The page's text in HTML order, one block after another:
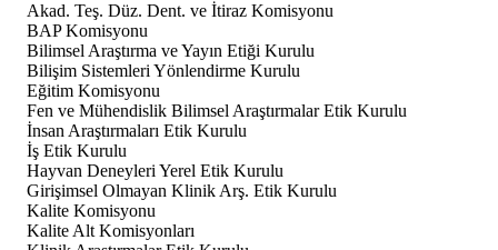
Akad. Teş. Düz. Dent. ve İtiraz Komisyonu
BAP Komisyonu
Bilimsel Araştırma ve Yayın Etiği Kurulu
Bilişim Sistemleri Yönlendirme Kurulu
Eğitim Komisyonu
Fen ve Mühendislik Bilimsel Araştırmalar Etik Kurulu
İnsan Araştırmaları Etik Kurulu
İş Etik Kurulu
Hayvan Deneyleri Yerel Etik Kurulu
Girişimsel Olmayan Klinik Arş. Etik Kurulu
Kalite Komisyonu
Kalite Alt Komisyonları